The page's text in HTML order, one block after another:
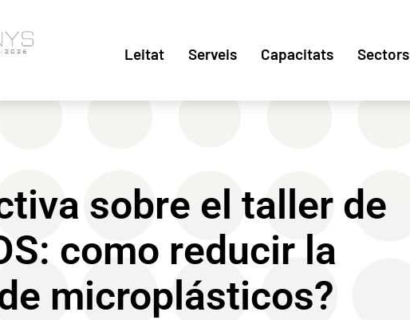
Leitat Serveis Capacitats Sectors
sobre el taller de
como reducir la
microplásticos?